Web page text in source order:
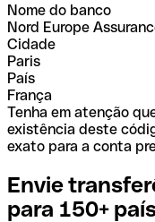
Nome do banco
Nord Europe
Cidade
Paris
País
França
Tenha em atenção
existência deste
exato para a conta
Envie
para 150+